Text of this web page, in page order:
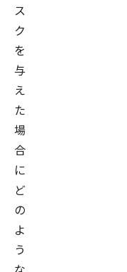
ス
ク
を
与
え
た
場
合
に
ど
の
よ
う